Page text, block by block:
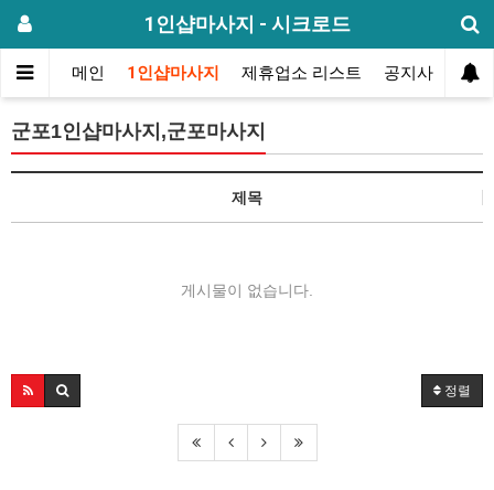
1인샵마사지 - 시크로드
메인 1인샵마사지 제휴업소 리스트 공지사항 방
군포1인샵마사지,군포마사지
제목
게시물이 없습니다.
정렬